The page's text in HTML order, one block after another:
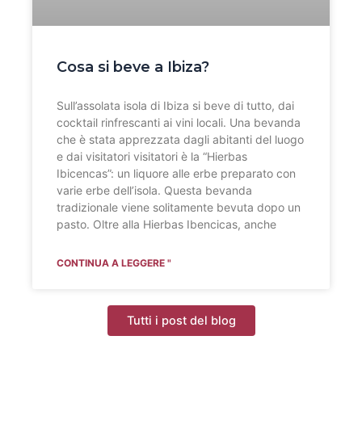
Cosa si beve a Ibiza?
Sull’assolata isola di Ibiza si beve di tutto, dai
cocktail rinfrescanti ai vini locali. Una bevanda
che è stata apprezzata dagli abitanti del luogo
e dai visitatori visitatori è la “Hierbas
Ibicencas”: un liquore alle erbe preparato con
varie erbe dell’isola. Questa bevanda
tradizionale viene solitamente bevuta dopo un
pasto. Oltre alla Hierbas Ibencicas, anche
CONTINUA A LEGGERE "
Tutti i post del blog